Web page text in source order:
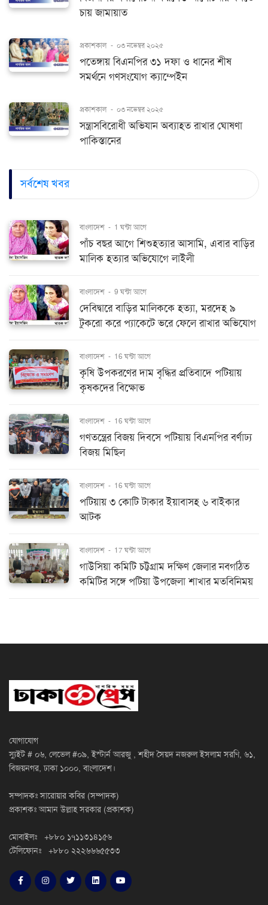
চায় জামায়াত
প্রকাশকাল - ০৩ নভেম্বর ২০২৫
পতেঙ্গায় বিএনপির ৩১ দফা ও ধানের শীষ
সমর্থনে গণসংযোগ ক্যাম্পেইন
প্রকাশকাল - ০৩ নভেম্বর ২০২৫
সন্ত্রাসবিরোধী অভিযান অব্যাহত রাখার ঘোষণা
পাকিস্তানের
সর্বশেষ খবর
বাংলাদেশ - 1 ঘন্টা আগে
পাঁচ বছর আগে শিশুহত্যার আসামি, এবার বাড়ির
মালিক হত্যার অভিযোগে লাইলী
বাংলাদেশ - 9 ঘন্টা আগে
দেবিদ্বারে বাড়ির মালিককে হত্যা, মরদেহ ৯
টুকরো করে প্যাকেটে ভরে ফেলে রাখার অভিযোগ
বাংলাদেশ - 16 ঘন্টা আগে
কৃষি উপকরণের দাম বৃদ্ধির প্রতিবাদে পটিয়ায়
কৃষকদের বিক্ষোভ
বাংলাদেশ - 16 ঘন্টা আগে
গণতন্ত্রের বিজয় দিবসে পটিয়ায় বিএনপির বর্ণাঢ্য
বিজয় মিছিল
বাংলাদেশ - 16 ঘন্টা আগে
পটিয়ায় ৩ কোটি টাকার ইয়াবাসহ ৬ বাইকার
আটক
বাংলাদেশ - 17 ঘন্টা আগে
গাউসিয়া কমিটি চট্টগ্রাম দক্ষিণ জেলার নবগঠিত
কমিটির সঙ্গে পটিয়া উপজেলা শাখার মতবিনিময়
যোগাযোগ
স্যুইট # ০৬, লেভেল #০৯, ইস্টার্ন আরজু , শহীদ সৈয়দ নজরুল ইসলাম সরণি, ৬১,
বিজয়নগর, ঢাকা ১০০০, বাংলাদেশ।
সম্পাদকঃ সারোয়ার কবির (সম্পাদক)
প্রকাশকঃ আমান উল্লাহ সরকার (প্রকাশক)
মোবাইলঃ +৮৮০ ১৭১১৩১৪১৫৬
টেলিফোনঃ +৮৮০ ২২২৬৬৬৫৫৩৩